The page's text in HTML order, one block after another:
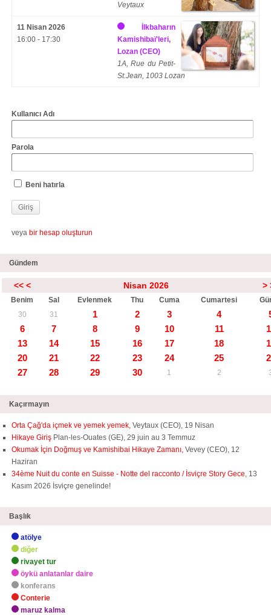
Veytaux
11 Nisan 2026
16:00 - 17:30
İlkbaharın
Kamishibaï'leri,
Lozan (CEO)
1A, Rue du Petit-
St.Jean, 1003 Lozan
Kullanıcı Adı
Parola
Beni hatırla
veya bir hesap oluşturun
Gündem
<< < Nisan 2026 >
Benim Sal Evlenmek Thu Cuma Cumartesi
30
31 1 2 3 4
6
7 8 9 10 11
13
14 15 16 17 18
20
21 22 23 24 25
27
28 29 30 1 2
Kaçırmayın
Orta Çağ'da içmek ve yemek yemek, Veytaux (CEO), 19 Nisan
Hikaye Giriş Plan-les-Ouates (GE), 29 juin au 3 Temmuz
Okumak İçin Doğmuş ve Kamishibai Hikaye Zamanı, Vevey (CEO), 12
Haziran
34ème Nuit du conte en Suisse - Notte del racconto / İsviçre Story Gece, 13
Kasım 2026 İsviçre genelinde!
Başlık
atölye
diğer
rivayet tur
öykü anlatanlar daire
konferans
Conterie
maruz kalma